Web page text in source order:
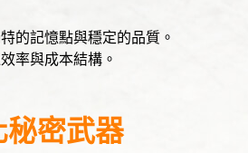
的記憶點與穩定的品質。
率與成本結構。
密武器